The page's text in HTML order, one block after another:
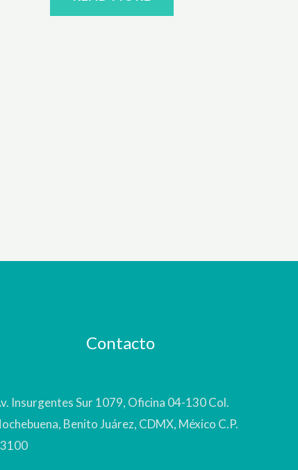
Contacto
Insurgentes Sur 1079, Oficina 04-130 Col.
Benito Juárez, CDMX, México C.P.